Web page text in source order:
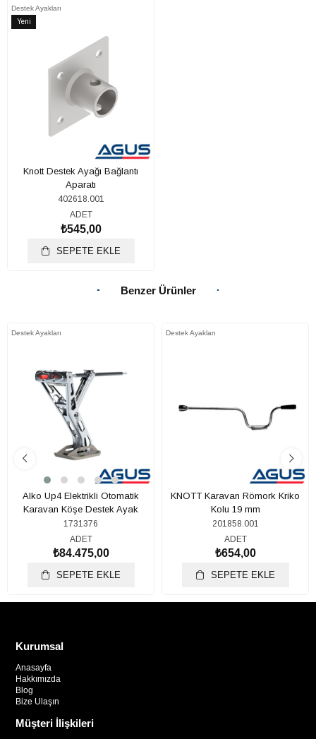
Destek Ayakları
Yeni
Knott Destek Ayağı Bağlantı
Aparatı
402618.001
ADET
₺545,00
SEPETE EKLE
Benzer Ürünler
Destek Ayakları
Alko Up4 Elektrikli Otomatik
Karavan Köşe Destek Ayak
1731376
ADET
₺84.475,00
SEPETE EKLE
Destek Ayakları
KNOTT Karavan Römork Kriko
Kolu 19 mm
201858.001
ADET
₺654,00
SEPETE EKLE
Kurumsal
Anasayfa
Hakkımızda
Blog
Bize Ulaşın
Müşteri İlişkileri